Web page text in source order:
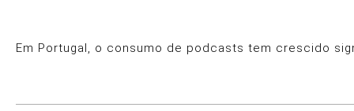
Em Portugal, o consumo de podcasts tem crescido